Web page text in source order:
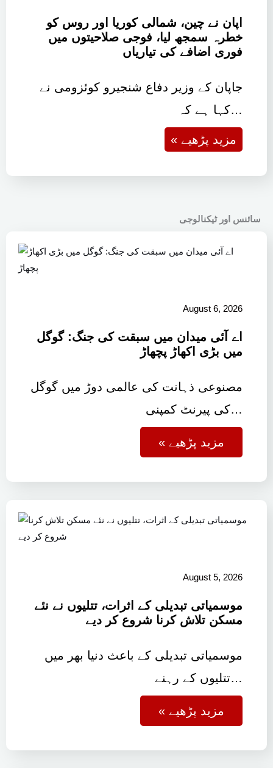
اپان نے چین، شمالی کوریا اور روس کو
خطرہ سمجھ لیا، فوجی صلاحیتوں میں
فوری اضافے کی تیاریاں
جاپان کے وزیر دفاع شنجیرو کوئزومی نے
کہا ہے کہ…
« مزید پڑھیے
سائنس اور ٹیکنالوجی
August 6, 2026
اے آئی میدان میں سبقت کی جنگ: گوگل
میں بڑی اکھاڑ پچھاڑ
مصنوعی ذہانت کی عالمی دوڑ میں گوگل
کی پیرنٹ کمپنی…
« مزید پڑھیے
August 5, 2026
موسمیاتی تبدیلی کے اثرات، تتلیوں نے نئے
مسکن تلاش کرنا شروع کر دیے
موسمیاتی تبدیلی کے باعث دنیا بھر میں
تتلیوں کے رہنے…
« مزید پڑھیے